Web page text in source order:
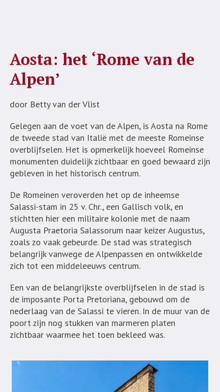
Aosta: het ‘Rome van de
Alpen’
door Betty van der Vlist
Gelegen aan de voet van de Alpen, is Aosta na Rome
de tweede stad van Italië met de meeste Romeinse
overblijfselen. Het is opmerkelijk hoeveel Romeinse
monumenten duidelijk zichtbaar en goed bewaard zijn
gebleven in het historisch centrum.
De Romeinen veroverden het op de inheemse
Salassi-stam in 25 v. Chr., een Gallisch volk, en
stichtten hier een militaire kolonie met de naam
Augusta Praetoria Salassorum naar keizer Augustus,
zoals zo vaak gebeurde. De stad was strategisch
belangrijk vanwege de Alpenpassen en ontwikkelde
zich tot een middeleeuws centrum.
Een van de belangrijkste overblijfselen in de stad is
de imposante Porta Pretoriana, gebouwd om de
nederlaag van de Salassi te vieren. In de muur van de
poort zijn nog stukken van marmeren platen
zichtbaar waarmee het toen bekleed was.